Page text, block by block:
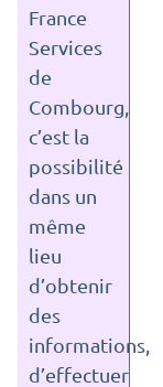
France
Services
de
Combourg,
c’est la
possibilité
dans un
même
lieu
d’obtenir
des
informations,
d’effectuer